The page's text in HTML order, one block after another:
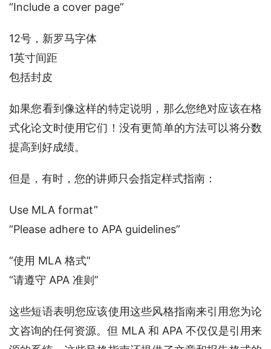
“Include a cover page”
12号，新罗马字体
1英寸间距
包括封皮
如果您看到像这样的特定说明，那么您绝对应该在格
式化论文时使用它们！没有更简单的方法可以将分数
提高到好成绩。
但是，有时，您的讲师只会指定样式指南：
Use MLA format”
“Please adhere to APA guidelines”
“使用 MLA 格式”
“请遵守 APA 准则”
这些短语表明您应该使用这些风格指南来引用您为论
文咨询的任何资源。但 MLA 和 APA 不仅仅是引用来